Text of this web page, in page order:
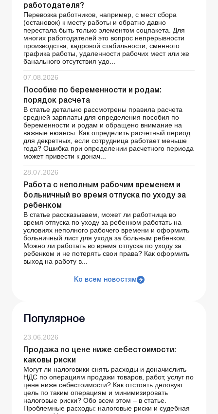
работодателя?
Перевозка работников, например, с мест сбора
(остановок) к месту работы и обратно давно
перестала быть только элементом соцпакета. Для
многих работодателей это вопрос непрерывности
производства, кадровой стабильности, сменного
графика работы, удаленности рабочих мест или же
банального отсутствия удо...
07.08.2026
Пособие по беременности и родам:
порядок расчета
В статье детально рассмотрены правила расчета
средней зарплаты для определения пособия по
беременности и родам и обращено внимание на
важные нюансы. Как определить расчетный период
для декретных, если сотрудница работает меньше
года? Ошибка при определении расчетного периода
может привести к донач...
28.07.2026
Работа с неполным рабочим временем и
больничный во время отпуска по уходу за
ребенком
В статье рассказываем, может ли работница во
время отпуска по уходу за ребенком работать на
условиях неполного рабочего времени и оформить
больничный лист для ухода за больным ребенком.
Можно ли работать во время отпуска по уходу за
ребенком и не потерять свои права? Как оформить
выход на работу в...
Ко всем новостям
Популярное
23.06.2026
Продажа по цене ниже себестоимости:
каковы риски
Могут ли налоговики снять расходы и доначислить
НДС по операциям продажи товаров, работ, услуг по
цене ниже себестоимости? Как отстоять деловую
цель по таким операциям и минимизировать
налоговые риски? Обо всем этом – в статье.
Проблемные расходы: налоговые риски и судебная